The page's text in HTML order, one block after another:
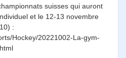
suisses qui auront
et le 12-13 novembre
:
Hockey/20221002-La-gym-